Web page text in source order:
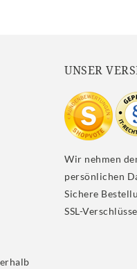
UNSER
Wir nehmen
persönlichen
Sichere
SSL-